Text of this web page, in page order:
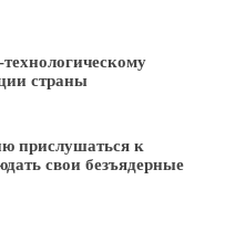
страны
прислушаться к
свои безъядерные